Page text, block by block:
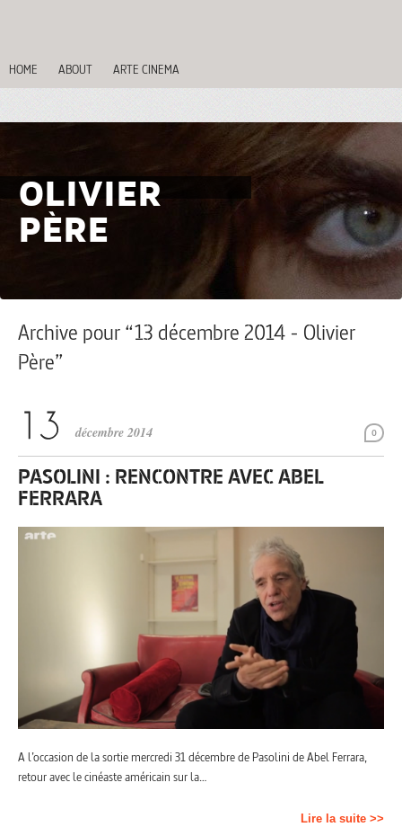
HOME ABOUT ARTE CINEMA
OLIVIER
PÈRE
Archive pour “13 décembre 2014 - Olivier
Père”
0
décembre 2014
PASOLINI : RENCONTRE AVEC ABEL
FERRARA
A l’occasion de la sortie mercredi 31 décembre de Pasolini de Abel Ferrara,
retour avec le cinéaste américain sur la…
Lire la suite >>